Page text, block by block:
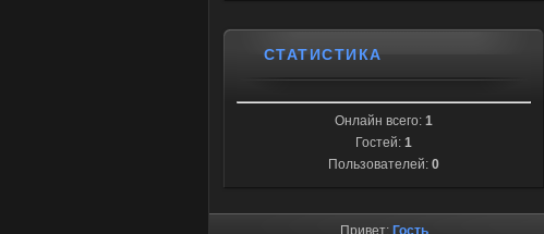
СТАТИСТИКА
Онлайн всего: 1
Гостей: 1
Пользователей: 0
Привет: Гость